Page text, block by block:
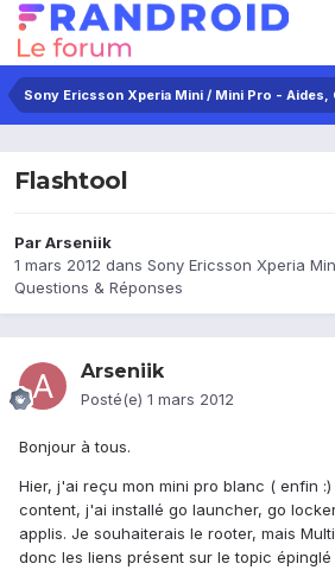
Flashtool
ParArseniik
1 mars 2012 dans Sony Ericsson Xperia
Questions & Réponses
Arseniik
Posté(e) 1 mars 2012
Bonjour à tous.
Hier, j'ai reçu mon mini pro blanc ( enfin
content, j'ai installé go launcher, go
applis. Je souhaiterais le rooter, mais
donc les liens présent sur le topic